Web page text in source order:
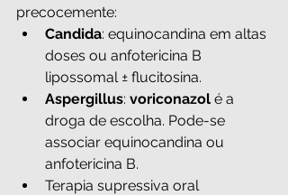
precocemente:
Candida: equinocandina em altas
doses ou anfotericina B
lipossomal ± flucitosina.
Aspergillus: voriconazol é a
droga de escolha. Pode-se
associar equinocandina ou
anfotericina B.
Terapia supressiva oral